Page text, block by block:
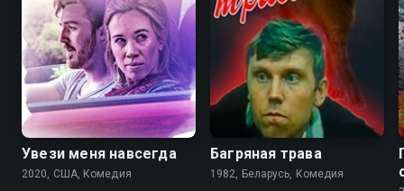
Увези меня навсегда
2020, США, Комедия
Багряная трава
1982, Беларусь, Комедия